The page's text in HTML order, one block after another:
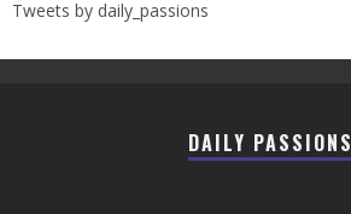
Tweets by daily_passions
DAILY PASSIONS